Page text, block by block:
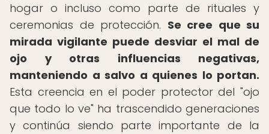
hogar o incluso como parte de rituales y
ceremonias de protección. Se cree que su
mirada vigilante puede desviar el mal de
ojo y otras influencias negativas,
manteniendo a salvo a quienes lo portan.
Esta creencia en el poder protector del "ojo
que todo lo ve" ha trascendido generaciones
y continúa siendo parte importante de la